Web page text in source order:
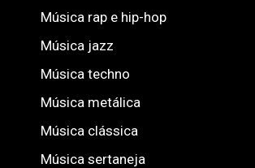
Música rap e hip-hop
Música jazz
Música techno
Música metálica
Música clássica
Música sertaneja